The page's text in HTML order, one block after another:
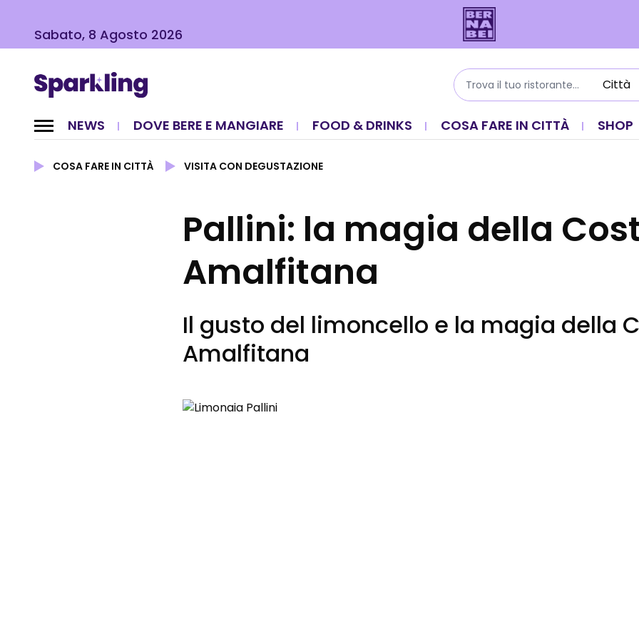
Sabato, 8 Agosto 2026
NEWS DOVE BERE E MANGIARE FOOD & DRINKS COSA FARE IN CITTÀ SHOP
COSA FARE IN CITTÀ VISITA CON DEGUSTAZIONE
Pallini: la magia della
Amalfitana
Il gusto del limoncello e la magia della
Amalfitana